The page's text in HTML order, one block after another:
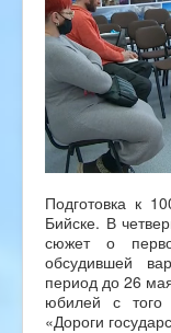
Подготовка к
Бийске. В
сюжет о
обсудившей
период до 26
юбилей с того
«Дороги